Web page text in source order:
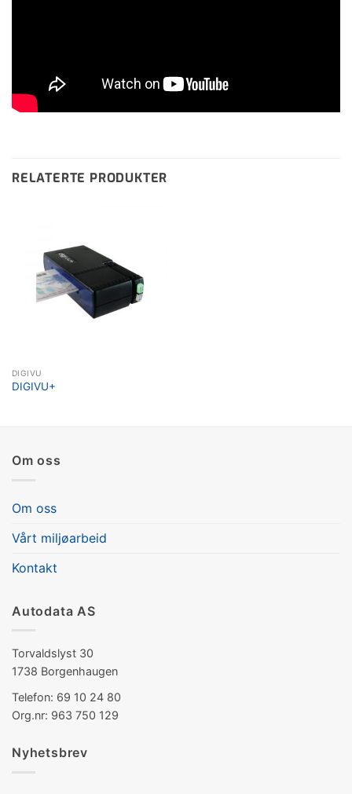
RELATERTE PRODUKTER
DIGIVU
DIGIVU+
Om oss
Om oss
Vårt miljøarbeid
Kontakt
Autodata AS
Torvaldslyst 30
1738 Borgenhaugen
Telefon: 69 10 24 80
Org.nr: 963 750 129
Nyhetsbrev